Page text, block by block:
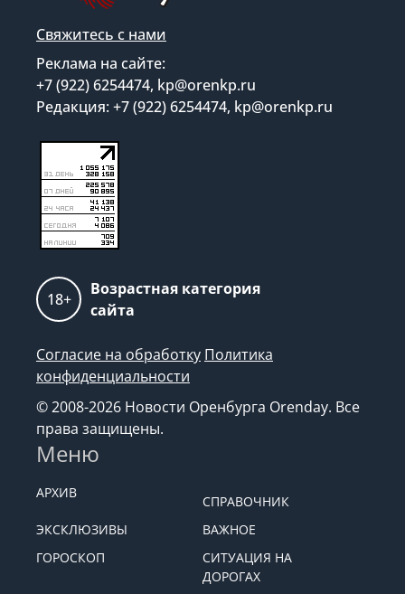
Свяжитесь с нами
Реклама на сайте:
+7 (922) 6254474, kp@orenkp.ru
Редакция: +7 (922) 6254474, kp@orenkp.ru
18+
Возрастная категория
сайта
Согласие на обработку Политика
конфиденциальности
© 2008-2026 Новости Оренбурга Orenday. Все
права защищены.
Меню
АРХИВ
СПРАВОЧНИК
ЭКСКЛЮЗИВЫ
ВАЖНОЕ
ГОРОСКОП
СИТУАЦИЯ НА
ДОРОГАХ